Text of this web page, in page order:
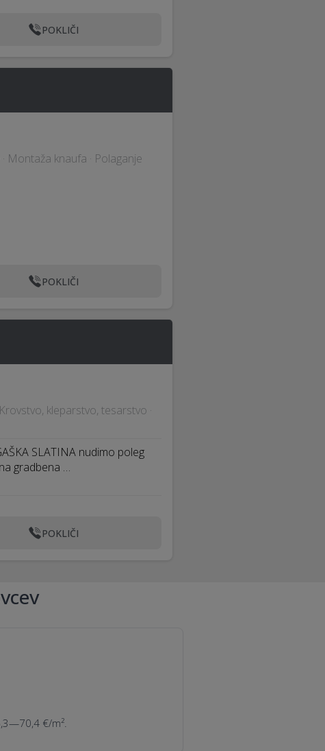
POKLIČI
Montaža knaufa · Polaganje
POKLIČI
kleparstvo, tesarstvo ·
SLATINA nudimo poleg
gradbena …
POKLIČI
€/m².